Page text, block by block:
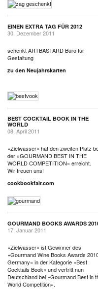
EINEN EXTRA TAG FÜR 2012
30. Dezember 2011
schenkt ARTBASTARD Büro für
Gestaltung
zu den Neujahrskarten
BEST COCKTAIL BOOK IN THE
WORLD
08. April 2011
»Zielwasser« hat den zweiten Platz
der »GOURMAND BEST IN THE
WORLD COMPETITION« erreicht.
Wir freuen uns!
cookbookfair.com
GOURMAND BOOKS AWARDS
17. Januar 2011
»Zielwasser« ist Gewinner des
»Gourmand Wine Books Awards
Germany« in der Kategorie »Best
Cocktails Book« und vertritt nun
Deutschland bei »Gourmand Best in
World Competition«.